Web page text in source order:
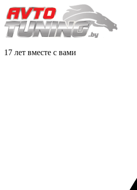
17 лет вместе с вами